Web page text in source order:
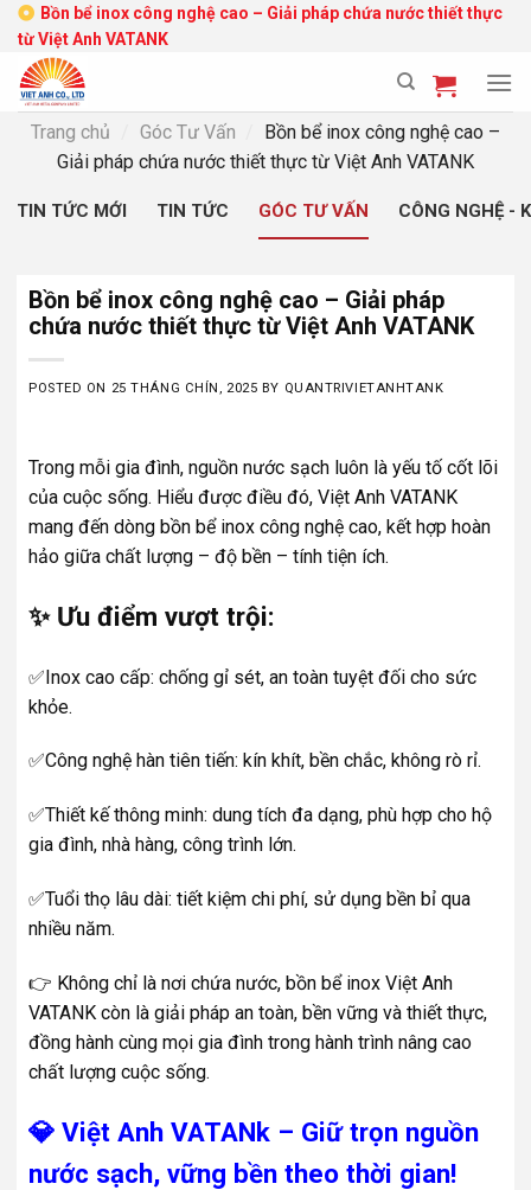
Skip
content
Bồn bể inox công nghệ cao – Giải pháp chứa nước thiết thực
từ Việt Anh VATANK
Trang chủ Góc Tư Vấn
Bồn bể inox công nghệ cao –
Giải pháp chứa nước thiết thực từ Việt Anh VATANK
TIN TỨC MỚI TIN TỨC GÓC TƯ VẤN CÔNG NGHỆ -
Bồn bể inox công nghệ cao – Giải pháp
chứa nước thiết thực từ Việt Anh VATANK
POSTED ON 25 THÁNG CHÍN, 2025 BY QUANTRIVIETANHTANK
Trong mỗi gia đình, nguồn nước sạch luôn là yếu tố cốt lõi
của cuộc sống. Hiểu được điều đó, Việt Anh VATANK
mang đến dòng bồn bể inox công nghệ cao, kết hợp hoàn
hảo giữa chất lượng – độ bền – tính tiện ích.
✨ Ưu điểm vượt trội:
✅Inox cao cấp: chống gỉ sét, an toàn tuyệt đối cho sức
khỏe.
✅Công nghệ hàn tiên tiến: kín khít, bền chắc, không rò rỉ.
✅Thiết kế thông minh: dung tích đa dạng, phù hợp cho hộ
gia đình, nhà hàng, công trình lớn.
✅Tuổi thọ lâu dài: tiết kiệm chi phí, sử dụng bền bỉ qua
nhiều năm.
👉 Không chỉ là nơi chứa nước, bồn bể inox Việt Anh
VATANK còn là giải pháp an toàn, bền vững và thiết thực,
đồng hành cùng mọi gia đình trong hành trình nâng cao
chất lượng cuộc sống.
💎 Việt Anh VATANk – Giữ trọn nguồn
nước sạch, vững bền theo thời gian!